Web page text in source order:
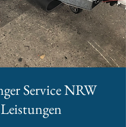
Service NRW
Leistungen